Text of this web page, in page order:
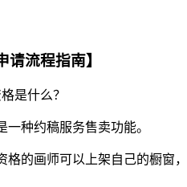
请流程指南】
什么？
种约稿服务售卖功能。
画师可以上架自己的橱窗，